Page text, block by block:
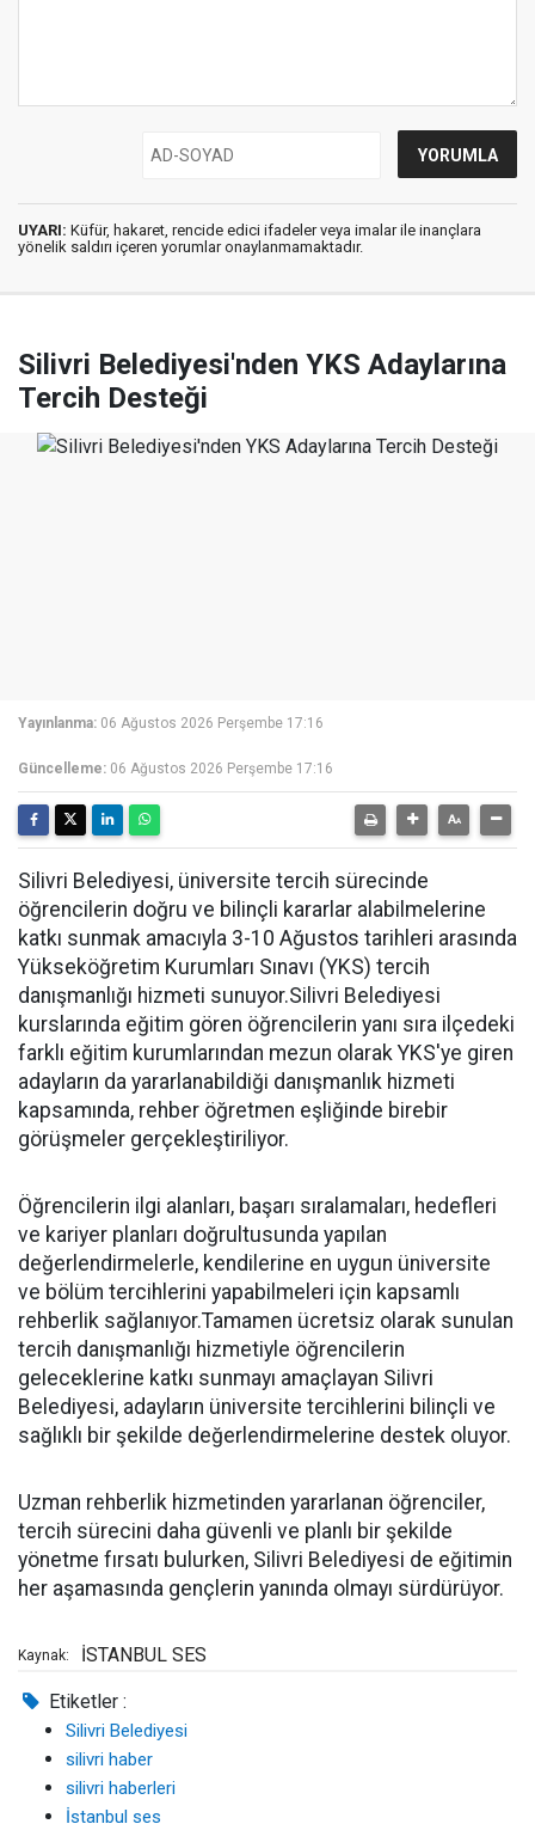
UYARI: Küfür, hakaret, rencide edici ifadeler veya imalar ile inançlara
yönelik saldırı içeren yorumlar onaylanmamaktadır.
Silivri Belediyesi'nden YKS Adaylarına
Tercih Desteği
Yayınlanma: 06 Ağustos 2026 Perşembe 17:16
Güncelleme: 06 Ağustos 2026 Perşembe 17:16
Silivri Belediyesi, üniversite tercih sürecinde
öğrencilerin doğru ve bilinçli kararlar alabilmelerine
katkı sunmak amacıyla 3-10 Ağustos tarihleri arasında
Yükseköğretim Kurumları Sınavı (YKS) tercih
danışmanlığı hizmeti sunuyor.Silivri Belediyesi
kurslarında eğitim gören öğrencilerin yanı sıra ilçedeki
farklı eğitim kurumlarından mezun olarak YKS'ye giren
adayların da yararlanabildiği danışmanlık hizmeti
kapsamında, rehber öğretmen eşliğinde birebir
görüşmeler gerçekleştiriliyor.
Öğrencilerin ilgi alanları, başarı sıralamaları, hedefleri
ve kariyer planları doğrultusunda yapılan
değerlendirmelerle, kendilerine en uygun üniversite
ve bölüm tercihlerini yapabilmeleri için kapsamlı
rehberlik sağlanıyor.Tamamen ücretsiz olarak sunulan
tercih danışmanlığı hizmetiyle öğrencilerin
geleceklerine katkı sunmayı amaçlayan Silivri
Belediyesi, adayların üniversite tercihlerini bilinçli ve
sağlıklı bir şekilde değerlendirmelerine destek oluyor.
Uzman rehberlik hizmetinden yararlanan öğrenciler,
tercih sürecini daha güvenli ve planlı bir şekilde
yönetme fırsatı bulurken, Silivri Belediyesi de eğitimin
her aşamasında gençlerin yanında olmayı sürdürüyor.
Kaynak: İSTANBUL SES
Etiketler :
Silivri Belediyesi
silivri haber
silivri haberleri
İstanbul ses